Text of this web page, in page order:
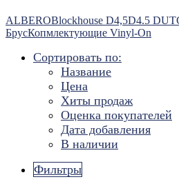
ALBEROBlockhouse D4,5D4.5
БрусКопмлектующие Vinyl-On
Сортировать по:
Название
Цена
Хиты продаж
Оценка покупателей
Дата добавления
В наличии
Фильтры